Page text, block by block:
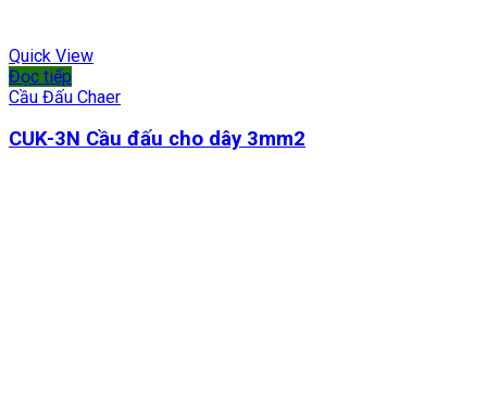
Quick View
Đọc tiếp
Cầu Đấu Chaer
CUK-3N Cầu đấu cho dây 3mm2